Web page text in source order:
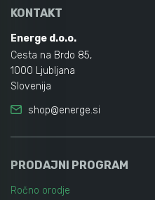
KONTAKT
Energe d.o.o.
Cesta na Brdo 85,
1000 Ljubljana
Slovenija
shop@energe.si
PRODAJNI PROGRAM
Ročno orodje